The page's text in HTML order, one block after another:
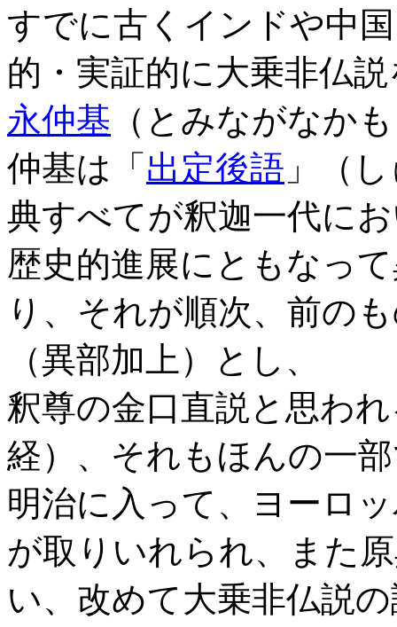
すでに古くインドや中
的・実証的に大乗非仏
永仲基 （とみながなか
仲基は「 出定後語 」（
典すべてが釈迦一代に
歴史的進展にともなっ
り、それが順次、前の
（異部加上）とし、
釈尊の金口直説と思わ
経）、それもほんの一
明治に入って、ヨーロ
が取りいれられ、また
い、改めて大乗非仏説